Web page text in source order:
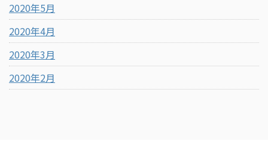
2020年5月
2020年4月
2020年3月
2020年2月